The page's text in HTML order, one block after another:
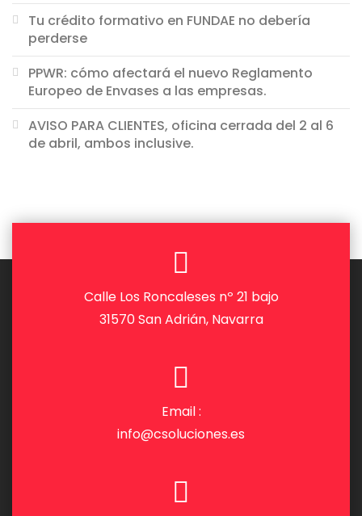
Tu crédito formativo en FUNDAE no debería
perderse
PPWR: cómo afectará el nuevo Reglamento
Europeo de Envases a las empresas.
AVISO PARA CLIENTES, oficina cerrada del 2 al 6
de abril, ambos inclusive.
Calle Los Roncaleses nº 21 bajo
31570 San Adrián, Navarra
Email :
info@csoluciones.es